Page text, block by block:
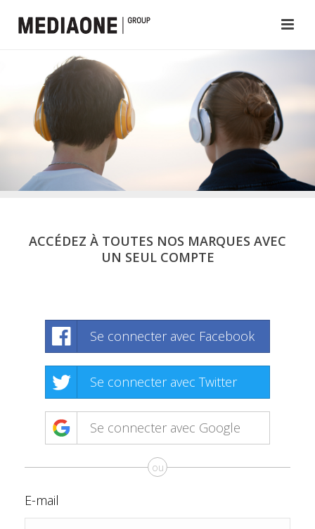
ACCÉDEZ À TOUTES NOS MARQUES AVEC
UN SEUL COMPTE
Se connecter avec Facebook
Se connecter avec Twitter
Se connecter avec Google
ou
E-mail